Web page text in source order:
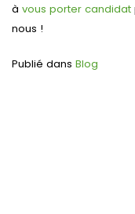
à vous porter candidat
nous !
Publié dans Blog